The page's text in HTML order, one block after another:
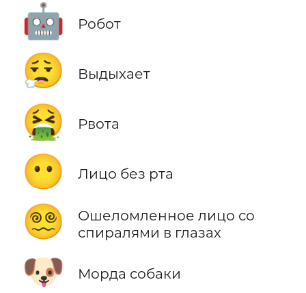
🤖 Робот
😮‍💨 Выдыхает
🤮 Рвота
😶 Лицо без рта
😵‍💫
Ошеломленное лицо со
спиралями в глазах
🐶 Морда собаки